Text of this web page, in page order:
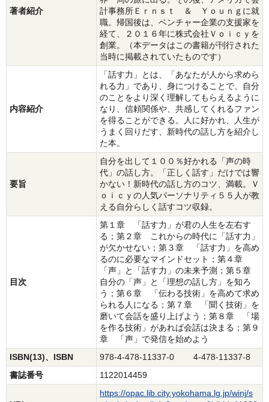
著者紹介
計事務所Ｅｒｎｓｔ ＆ Ｙｏｕｎｇに就
職。帰国後は、ベンチャー企業の支援家を
経て、２０１６年に株式会社Ｖｏｉｃｙを
創業。（本データはこの書籍が刊行された
当時に掲載されていたものです）
内容紹介
「話す力」とは、「あなたが人から求めら
れる力」であり、身につけることで、自分
のことをより深く理解してもらえるように
なり、信頼関係や、共感してくれるファン
を得ることができる。人に好かれ、人生が
うまく回りだす、新時代の話し方を紹介し
た本。
要旨
自分を出して１００％好かれる「声の時
代」の話し方。「正しく話す」だけでは響
かない！新時代の話し方のコツ、満載。Ｖ
ｏｉｃｙの人気パーソナリティ５５人が教
える自分らしく話すコツ収録。
目次
第１章 「話す力」が君の人生を左右す
る；第２章 これからの時代に「話す力」
が欠かせない；第３章 「話す力」を高め
るのに必要なマインドセット；第４章
「声」と「話す力」の未来予測；第５章
自分の「声」と「理想の話し方」を知ろ
う；第６章 「伝わる技術」を高めて求め
られる人になる；第７章 「聞く技術」を
磨いて会話を盛り上げよう；第８章 「場
を作る技術」があれば会話は決まる；第９
章 「声」で発信を始めよう
ISBN(13)、ISBN
978-4-478-11337-0 4-478-11337-8
書誌番号
1122014459
https://opac.lib.city.yokohama.lg.jp/winj/s